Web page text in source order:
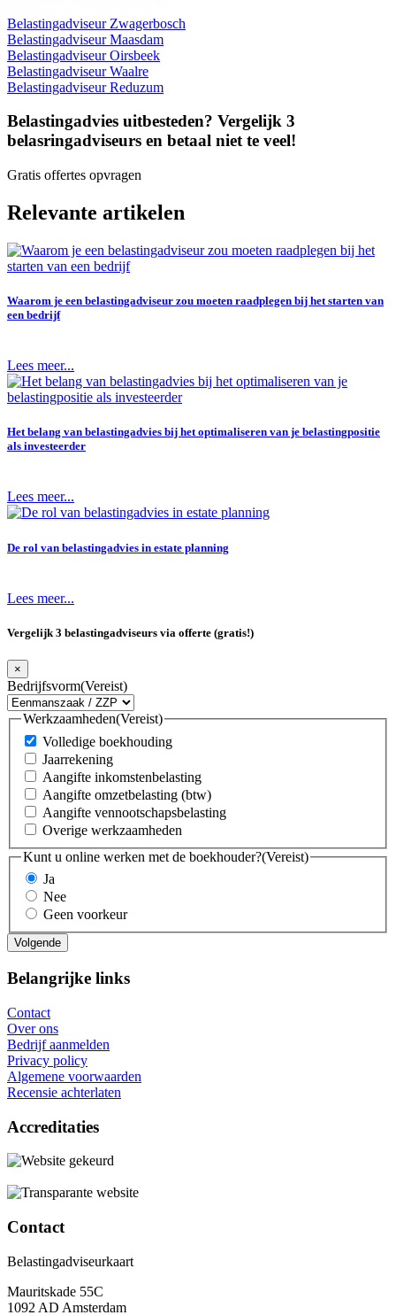
Belastingadviseur Zwagerbosch
Belastingadviseur Maasdam
Belastingadviseur Oirsbeek
Belastingadviseur Waalre
Belastingadviseur Reduzum
Belastingadvies uitbesteden? Vergelijk 3
belasringadviseurs en betaal niet te veel!
Gratis offertes opvragen
Relevante artikelen
Waarom je een belastingadviseur zou moeten raadplegen bij het starten van
een bedrijf
Lees meer...
Het belang van belastingadvies bij het optimaliseren van je belastingpositie
als investeerder
Lees meer...
De rol van belastingadvies in estate planning
Lees meer...
Vergelijk 3 belastingadviseurs via offerte (gratis!)
×
Bedrijfsvorm(Vereist)
Werkzaamheden(Vereist)
Volledige boekhouding
Jaarrekening
Aangifte inkomstenbelasting
Aangifte omzetbelasting (btw)
Aangifte vennootschapsbelasting
Overige werkzaamheden
Kunt u online werken met de boekhouder?(Vereist)
Ja
Nee
Geen voorkeur
Belangrijke links
Contact
Over ons
Bedrijf aanmelden
Privacy policy
Algemene voorwaarden
Recensie achterlaten
Accreditaties
Contact
Belastingadviseurkaart
Mauritskade 55C
1092 AD Amsterdam